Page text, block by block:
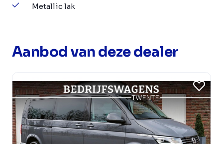
Metallic lak
Aanbod van deze dealer